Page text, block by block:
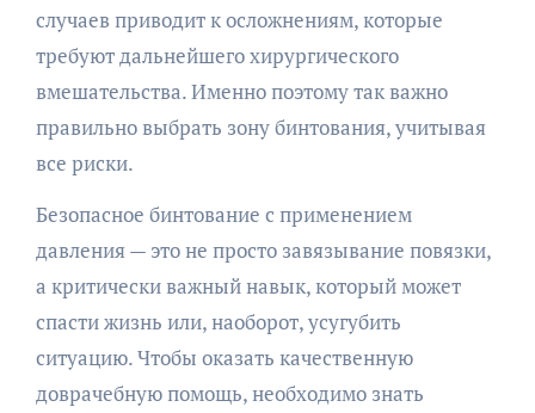
случаев приводит к осложнениям, которые
требуют дальнейшего хирургического
вмешательства. Именно поэтому так важно
правильно выбрать зону бинтования, учитывая
все риски.
Безопасное бинтование с применением
давления — это не просто завязывание повязки,
а критически важный навык, который может
спасти жизнь или, наоборот, усугубить
ситуацию. Чтобы оказать качественную
доврачебную помощь, необходимо знать